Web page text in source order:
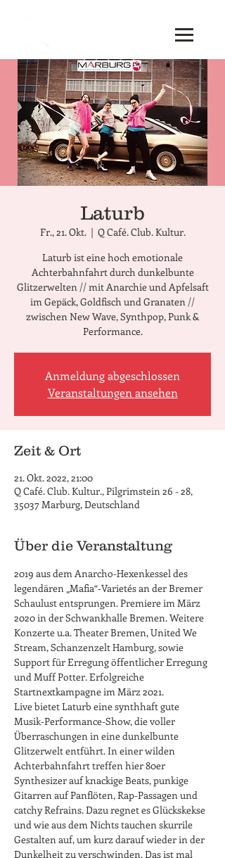
Laturb
Fr., 21. Okt.
  |
Q Café. Club. Kultur.
Laturb ist eine hoch emotionale
Achterbahnfahrt durch dunkelbunte
Glitzerwelten // mit Anarchie und Apfelsaft
im Gepäck, Goldfisch und Granaten //
zwischen New Wave, Synthpop, Punk &
Performance.
Anmeldung abgeschlossen
Veranstaltungen ansehen
Zeit & Ort
21. Okt. 2022, 21:00
Q Café. Club. Kultur., Pilgrimstein 26 - 28,
35037 Marburg, Deutschland
Über die Veranstaltung
2019 aus dem Anarcho-Hexenkessel des
legendären „Mafia“-Varietés an der Bremer
Schaulust entsprungen. Premiere im März
2020 in der Schwankhalle Bremen. Weitere
Konzerte u.a. Theater Bremen, United We
Stream, Schanzenzelt Hamburg, sowie
Support für Erregung öffentlicher Erregung
und Muff Potter. Erfolgreiche
Startnextkampagne im März 2021.
Live bietet Laturb eine synthhaft gute
Musik-Performance-Show, die voller
Überraschungen in eine dunkelbunte
Glitzerwelt entführt. In einer wilden
Achterbahnfahrt treffen hier 80er
Synthesizer auf knackige Beats, punkige
Gitarren auf Panflöten, Rap-Passagen und
catchy Refrains. Dazu regnet es Glückskekse
und wie aus dem Nichts tauchen skurrile
Gestalten auf, um kurz darauf wieder in der
Dunkelheit zu verschwinden. Das ist mal